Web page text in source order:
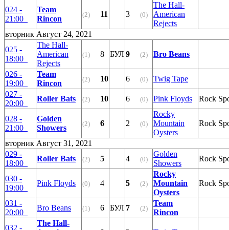
024 -
21:00
Team
Rincon
(2) 11 3 (0)
The Hall-
American
Rejects
вторник Август 24, 2021
025 -
18:00
The Hall-
American
Rejects
(1) 8 БУЛ9 (2) Bro Beans
026 -
19:00
Team
Rincon
(2) 10 6 (0)
Twig Tape
027 -
20:00
Roller Bats (2) 10 6 (0) Pink Floyds Rock
028 -
21:00
Golden
Showers
(2) 6 2 (0)
Rocky
Mountain
Oysters
Rock
вторник Август 31, 2021
029 -
18:00
Roller Bats (2) 5 4 (0)
Golden
Showers
Rock
030 -
19:00
Pink Floyds (0) 4 5 (2)
Rocky
Mountain
Oysters
Rock
031 -
20:00
Bro Beans (1) 6 БУЛ 7 (2)
Team
Rincon
032 -
The Hall-